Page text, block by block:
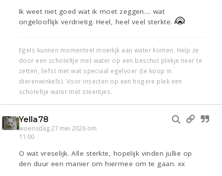
Ik weet niet goed wat ik moet zeggen.... wat
ongelooflijk verdrietig. Heel, heel veel sterkte.
Egels kunnen momenteel moeilijk aan water komen. Help ze
door een schoteltje met water op een beschut plekje neer te
zetten, liefst met wat speciaal egelvoer (te koop in
dierenwinkels). Voor insecten op een hogere plek een
schoteltje water met steentjes.
Yella78
woensdag 27 mei 2026 om
11:00
O wat vreselijk. Alle sterkte, hopelijk vinden jullie op
den duur een manier om hiermee om te gaan. xx